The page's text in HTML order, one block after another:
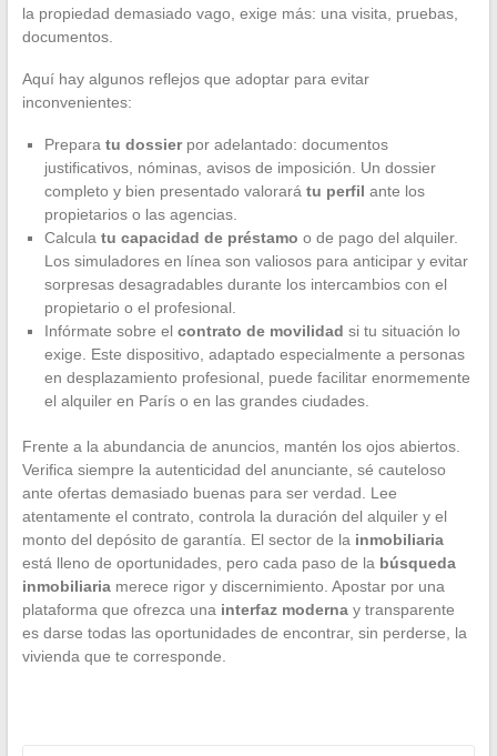
la propiedad demasiado vago, exige más: una visita, pruebas,
documentos.
Aquí hay algunos reflejos que adoptar para evitar
inconvenientes:
Prepara tu dossierpor adelantado: documentos
justificativos, nóminas, avisos de imposición. Un dossier
completo y bien presentado valorará tu perfil ante los
propietarios o las agencias.
Calcula tu capacidad de préstamo o de pago del alquiler.
Los simuladores en línea son valiosos para anticipar y evitar
sorpresas desagradables durante los intercambios con el
propietario o el profesional.
Infórmate sobre el contrato de movilidad si tu situación lo
exige. Este dispositivo, adaptado especialmente a personas
en desplazamiento profesional, puede facilitar enormemente
el alquiler en París o en las grandes ciudades.
Frente a la abundancia de anuncios, mantén los ojos abiertos.
Verifica siempre la autenticidad del anunciante, sé cauteloso
ante ofertas demasiado buenas para ser verdad. Lee
atentamente el contrato, controla la duración del alquiler y el
monto del depósito de garantía. El sector de la inmobiliaria
está lleno de oportunidades, pero cada paso de la búsqueda
inmobiliariamerece rigor y discernimiento. Apostar por una
plataforma que ofrezca una interfaz modernay transparente
es darse todas las oportunidades de encontrar, sin perderse, la
vivienda que te corresponde.